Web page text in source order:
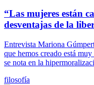
“Las mujeres están
desventajas de la
Entrevista Mariona
que hemos creado está
se nota en la
filosofía